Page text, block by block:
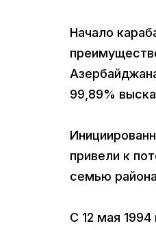
Начало
99,89%
привели к
семью
С 12 мая